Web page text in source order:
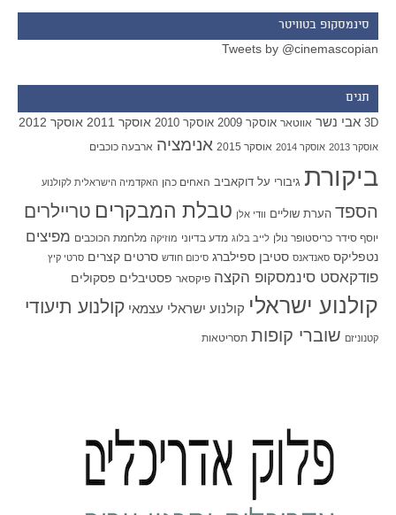
סינמסקופ בטוויטר
Tweets by @cinemascopian
תגים
3D אבי נשר אווטאר אוסקר 2009 אוסקר 2010 אוסקר 2011 אוסקר 2012
אוסקר 2013 אוסקר 2014 אוסקר 2015 אנימציה ארבעה כוכבים
ביקורת גיבורי על דוקאביב האחים כהן האקדמיה הישראלית לקולנוע
הספד הערת שוליים וודי אלן טבלת המבקרים טריילרים
יוסף סידר כריסטופר נולן לייב בלוג מדע בדיוני מוזיקה מלחמת הכוכבים מפיצים
נטפליקס סאנדאנס סטיבן ספילברג סיכום חודש סרטים קצרים סרטי קיץ
פודקאסט סינמסקופ הקצה פיקסאר פסטיבלים פסקולים
קולנוע ישראלי קולנוע ישראלי עצמאי קולנוע תיעודי
קטנוניזם שוברי קופות תסריטאות